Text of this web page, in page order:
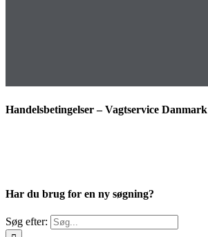
Handelsbetingelser – Vagtservice Danmark
Har du brug for en ny søgning?
Søg efter: